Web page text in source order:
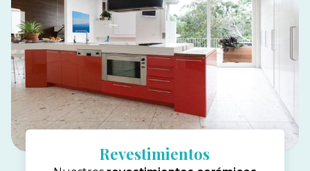
Revestimientos